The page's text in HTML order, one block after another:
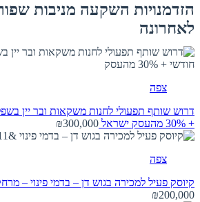
הזדמנויות השקעה מניבות
לאחרונה
צפה
דרוש שותף תפעולי לחנות משקאות ובר יין
+ 30% מהעסק
ישראל ₪300,000
צפה
קיוסק פעיל למכירה בגוש דן – בדמי פינוי –
₪200,000